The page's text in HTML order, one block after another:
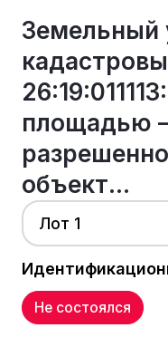
Земельный
площадью
объект...
Лот 1
Не состоялся